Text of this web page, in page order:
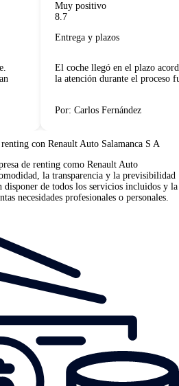
Muy positivo
8.7
Entrega y plazos
El coche llegó en el plazo
la atención durante el proceso
Por: Carlos Fernández
renting con Renault Auto Salamanca S A
de renting como Renault Auto
la transparencia y la previsibilidad
disponer de todos los servicios incluidos y la
necesidades profesionales o personales.